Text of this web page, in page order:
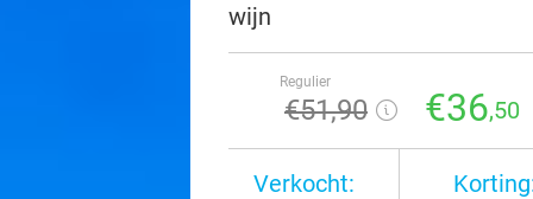
wijn
Regulier
€51,90 €36,50
Verkocht: